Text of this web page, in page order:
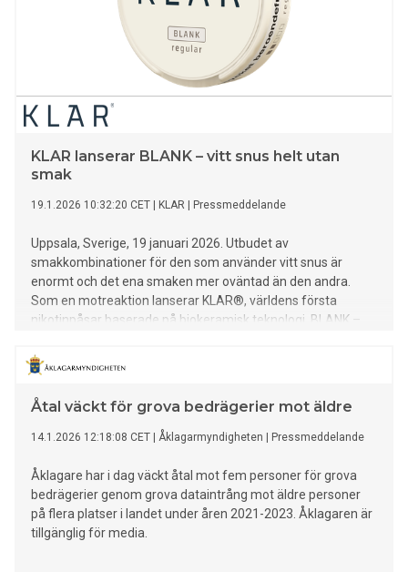
KLAR lanserar BLANK – vitt snus helt utan
smak
19.1.2026 10:32:20 CET KLAR Pressmeddelande
Uppsala, Sverige, 19 januari 2026. Utbudet av
smakkombinationer för den som använder vitt snus är
enormt och det ena smaken mer oväntad än den andra.
Som en motreaktion lanserar KLAR®, världens första
nikotinpåsar baserade på biokeramisk teknologi, BLANK –
för nikotinanvändare som efterfrågar effekt, men som vill
låta drinken eller maten ta plats utan påverkan. – Medan
marknaden fylls av allt mer påhittade artificiella smaker
valde vi att göra motsatsen. BLANK är utvecklad för en
vuxen publik som inte vill ha en massa tjafs, utan helt enkelt
drinkar med vännerna en fredagskväll, som kanske inte
passar så bra ihop med en artificiell snussmak, säger Tomas
Hammargren, Chief Risk-Reduction Officer på KLAR. KLAR®
bygger på en patenterad biokeramisk teknologi som
Åtal väckt för grova bedrägerier mot äldre
14.1.2026 12:18:08 CET Åklagarmyndigheten Pressmeddelande
Åklagare har i dag väckt åtal mot fem personer för grova
bedrägerier genom grova dataintrång mot äldre personer
på flera platser i landet under åren 2021-2023. Åklagaren är
tillgänglig för media.